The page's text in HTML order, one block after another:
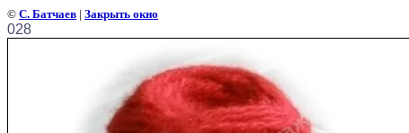
© С. Батчаев | Закрыть окно
028